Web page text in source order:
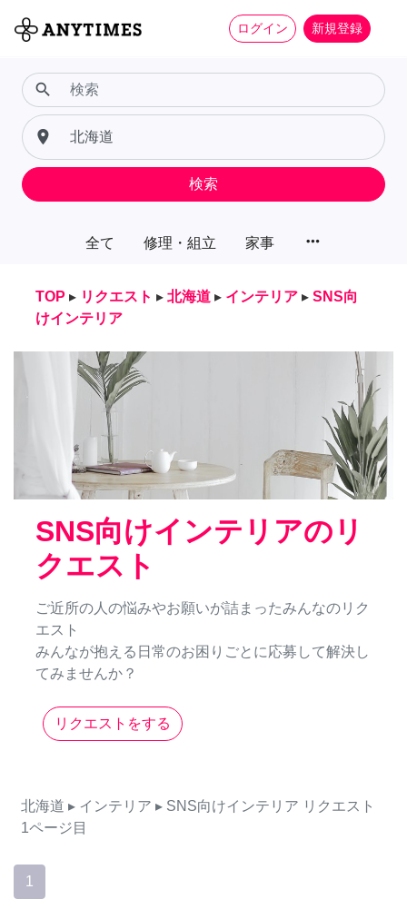
ログイン 新規登録
全て 修理・組立 家事 more_horiz
search
place
検索
TOP ▸ リクエスト ▸ 北海道 ▸ インテリア ▸ SNS向
けインテリア
SNS向けインテリアのリ
クエスト
ご近所の人の悩みやお願いが詰まったみんなのリク
エスト
みんなが抱える日常のお困りごとに応募して解決し
てみませんか？
リクエストをする
北海道 ▸ インテリア ▸ SNS向けインテリア リクエスト
1ページ目
1